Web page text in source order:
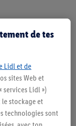
limitée à des
Les produits faisant
ne font pas partie de
de tes
Lidl et de
sites Web et
Lidl »)
stockage et
technologies sont